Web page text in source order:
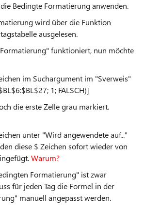
Bedingte Formatierung anwenden.
wird über die Funktion
ausgelesen.
funktioniert, nun möchte
im Suchargument im "Sverweis"
1; FALSCH)]
die erste Zelle grau markiert.
unter "Wird angewendete auf..."
diese $ Zeichen sofort wieder von
Warum?
Formatierung" ist zwar
für jeden Tag die Formel in der
manuell angepasst werden.